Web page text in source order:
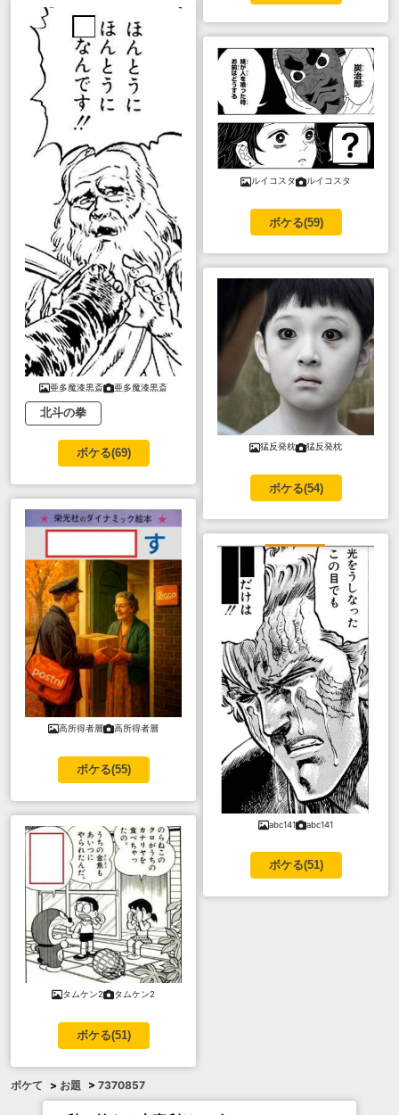
亜多魔漆黒斎 亜多魔漆黒斎
北斗の拳
ボケる(69)
高所得者層 高所得者層
ボケる(55)
タムケン2 タムケン2
ボケる(51)
ルイコスタ ルイコスタ
ボケる(59)
猛反発枕 猛反発枕
ボケる(54)
abc141 abc141
ボケる(51)
ボケて > お題 > 7370857